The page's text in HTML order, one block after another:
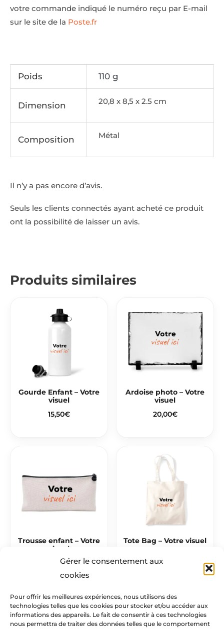
Gérer le consentement aux
cookies
Pour offrir les meilleures expériences, nous utilisons des
technologies telles que les cookies pour stocker et/ou accéder aux
informations des appareils. Le fait de consentir à ces technologies
nous permettra de traiter des données telles que le comportement
votre commande indiqué le numéro reçu par E-mail
sur le site de la Poste.fr
Poids 110 g
Dimension 20,8 x 8,5 x 2.5 cm
Composition Métal
Il n’y a pas encore d’avis.
Seuls les clients connectés ayant acheté ce produit
ont la possibilité de laisser un avis.
Produits similaires
Gourde Enfant – Votre
visuel
15,50€
Ardoise photo – Votre
visuel
20,00€
Trousse enfant – Votre
visuel
12,90€
Tote Bag – Votre visuel
Mentions légales​